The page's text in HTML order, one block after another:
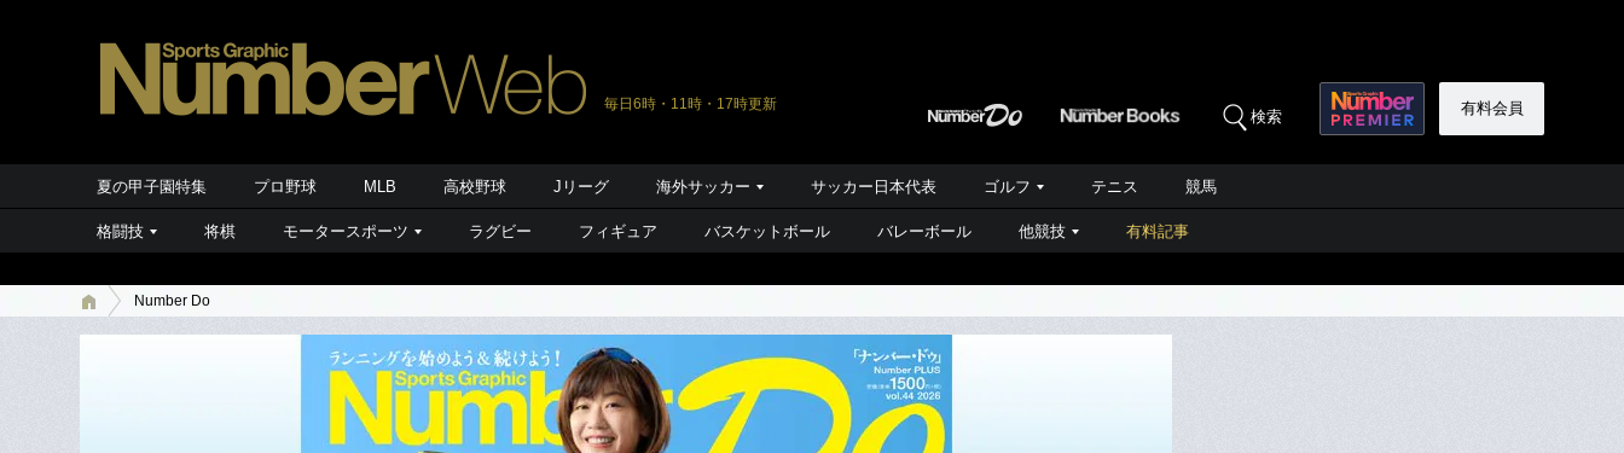
毎日6時・11時・17時更新
検索 有料会員
夏の甲子園特集 プロ野球 MLB 高校野球 Jリーグ 海外サッカー サッカー日本代表 ゴルフ テニス 競馬
格闘技 将棋 モータースポーツ ラグビー フィギュア バスケットボール バレーボール 他競技 有料記事
Number Do